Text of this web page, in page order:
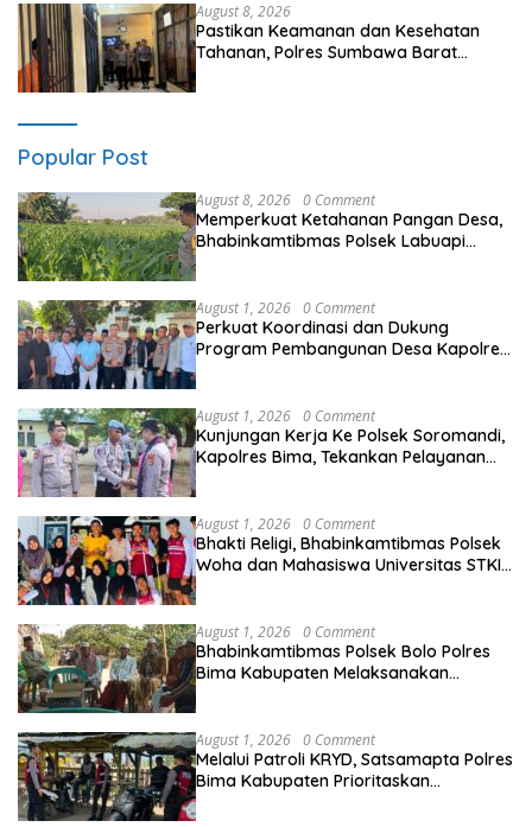
August 8, 2026
Pastikan Keamanan dan Kesehatan
Tahanan, Polres Sumbawa Barat
Popular Post
August 8, 2026 0 Comment
Memperkuat Ketahanan Pangan Desa,
Bhabinkamtibmas Polsek Labuapi
August 1, 2026 0 Comment
Perkuat Koordinasi dan Dukung
Program Pembangunan Desa Kapolres
August 1, 2026 0 Comment
Kunjungan Kerja Ke Polsek Soromandi,
Kapolres Bima, Tekankan Pelayanan
August 1, 2026 0 Comment
Bhakti Religi, Bhabinkamtibmas Polsek
Woha dan Mahasiswa Universitas STKIP
August 1, 2026 0 Comment
Bhabinkamtibmas Polsek Bolo Polres
Bima Kabupaten Melaksanakan
August 1, 2026 0 Comment
Melalui Patroli KRYD, Satsamapta Polres
Bima Kabupaten Prioritaskan